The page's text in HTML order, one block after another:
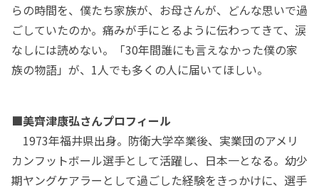
らの時間を、僕たち家族が、お母さんが、どんな思いで過
ごしていたのか。痛みが手にとるように伝わってきて、涙
なしには読めない。「30年間誰にも言えなかった僕の家
族の物語」が、1人でも多くの人に届いてほしい。
■美齊津康弘さんプロフィール
1973年福井県出身。防衛大学卒業後、実業団のアメリ
カンフットボール選手として活躍し、日本一となる。幼少
期ヤングケアラーとして過ごした経験をきっかけに、選手